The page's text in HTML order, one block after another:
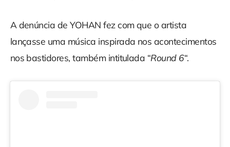
A denúncia de YOHAN fez com que o artista
lançasse uma música inspirada nos acontecimentos
nos bastidores, também intitulada “Round 6“.